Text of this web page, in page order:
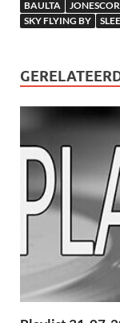
BAULTA
SKY FLYING BY